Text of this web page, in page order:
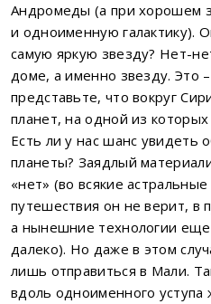
Андромеды (а при хорошем
и одноименную галактику).
самую яркую звезду? Нет-
доме, а именно звезду. Это
представьте, что вокруг
планет, на одной из
Есть ли у нас шанс увидеть
планеты? Заядлый
«нет» (во всякие
путешествия он не верит, в
а нынешние технологии
далеко). Но даже в этом
лишь отправиться в Мали.
вдоль одноименного уступа